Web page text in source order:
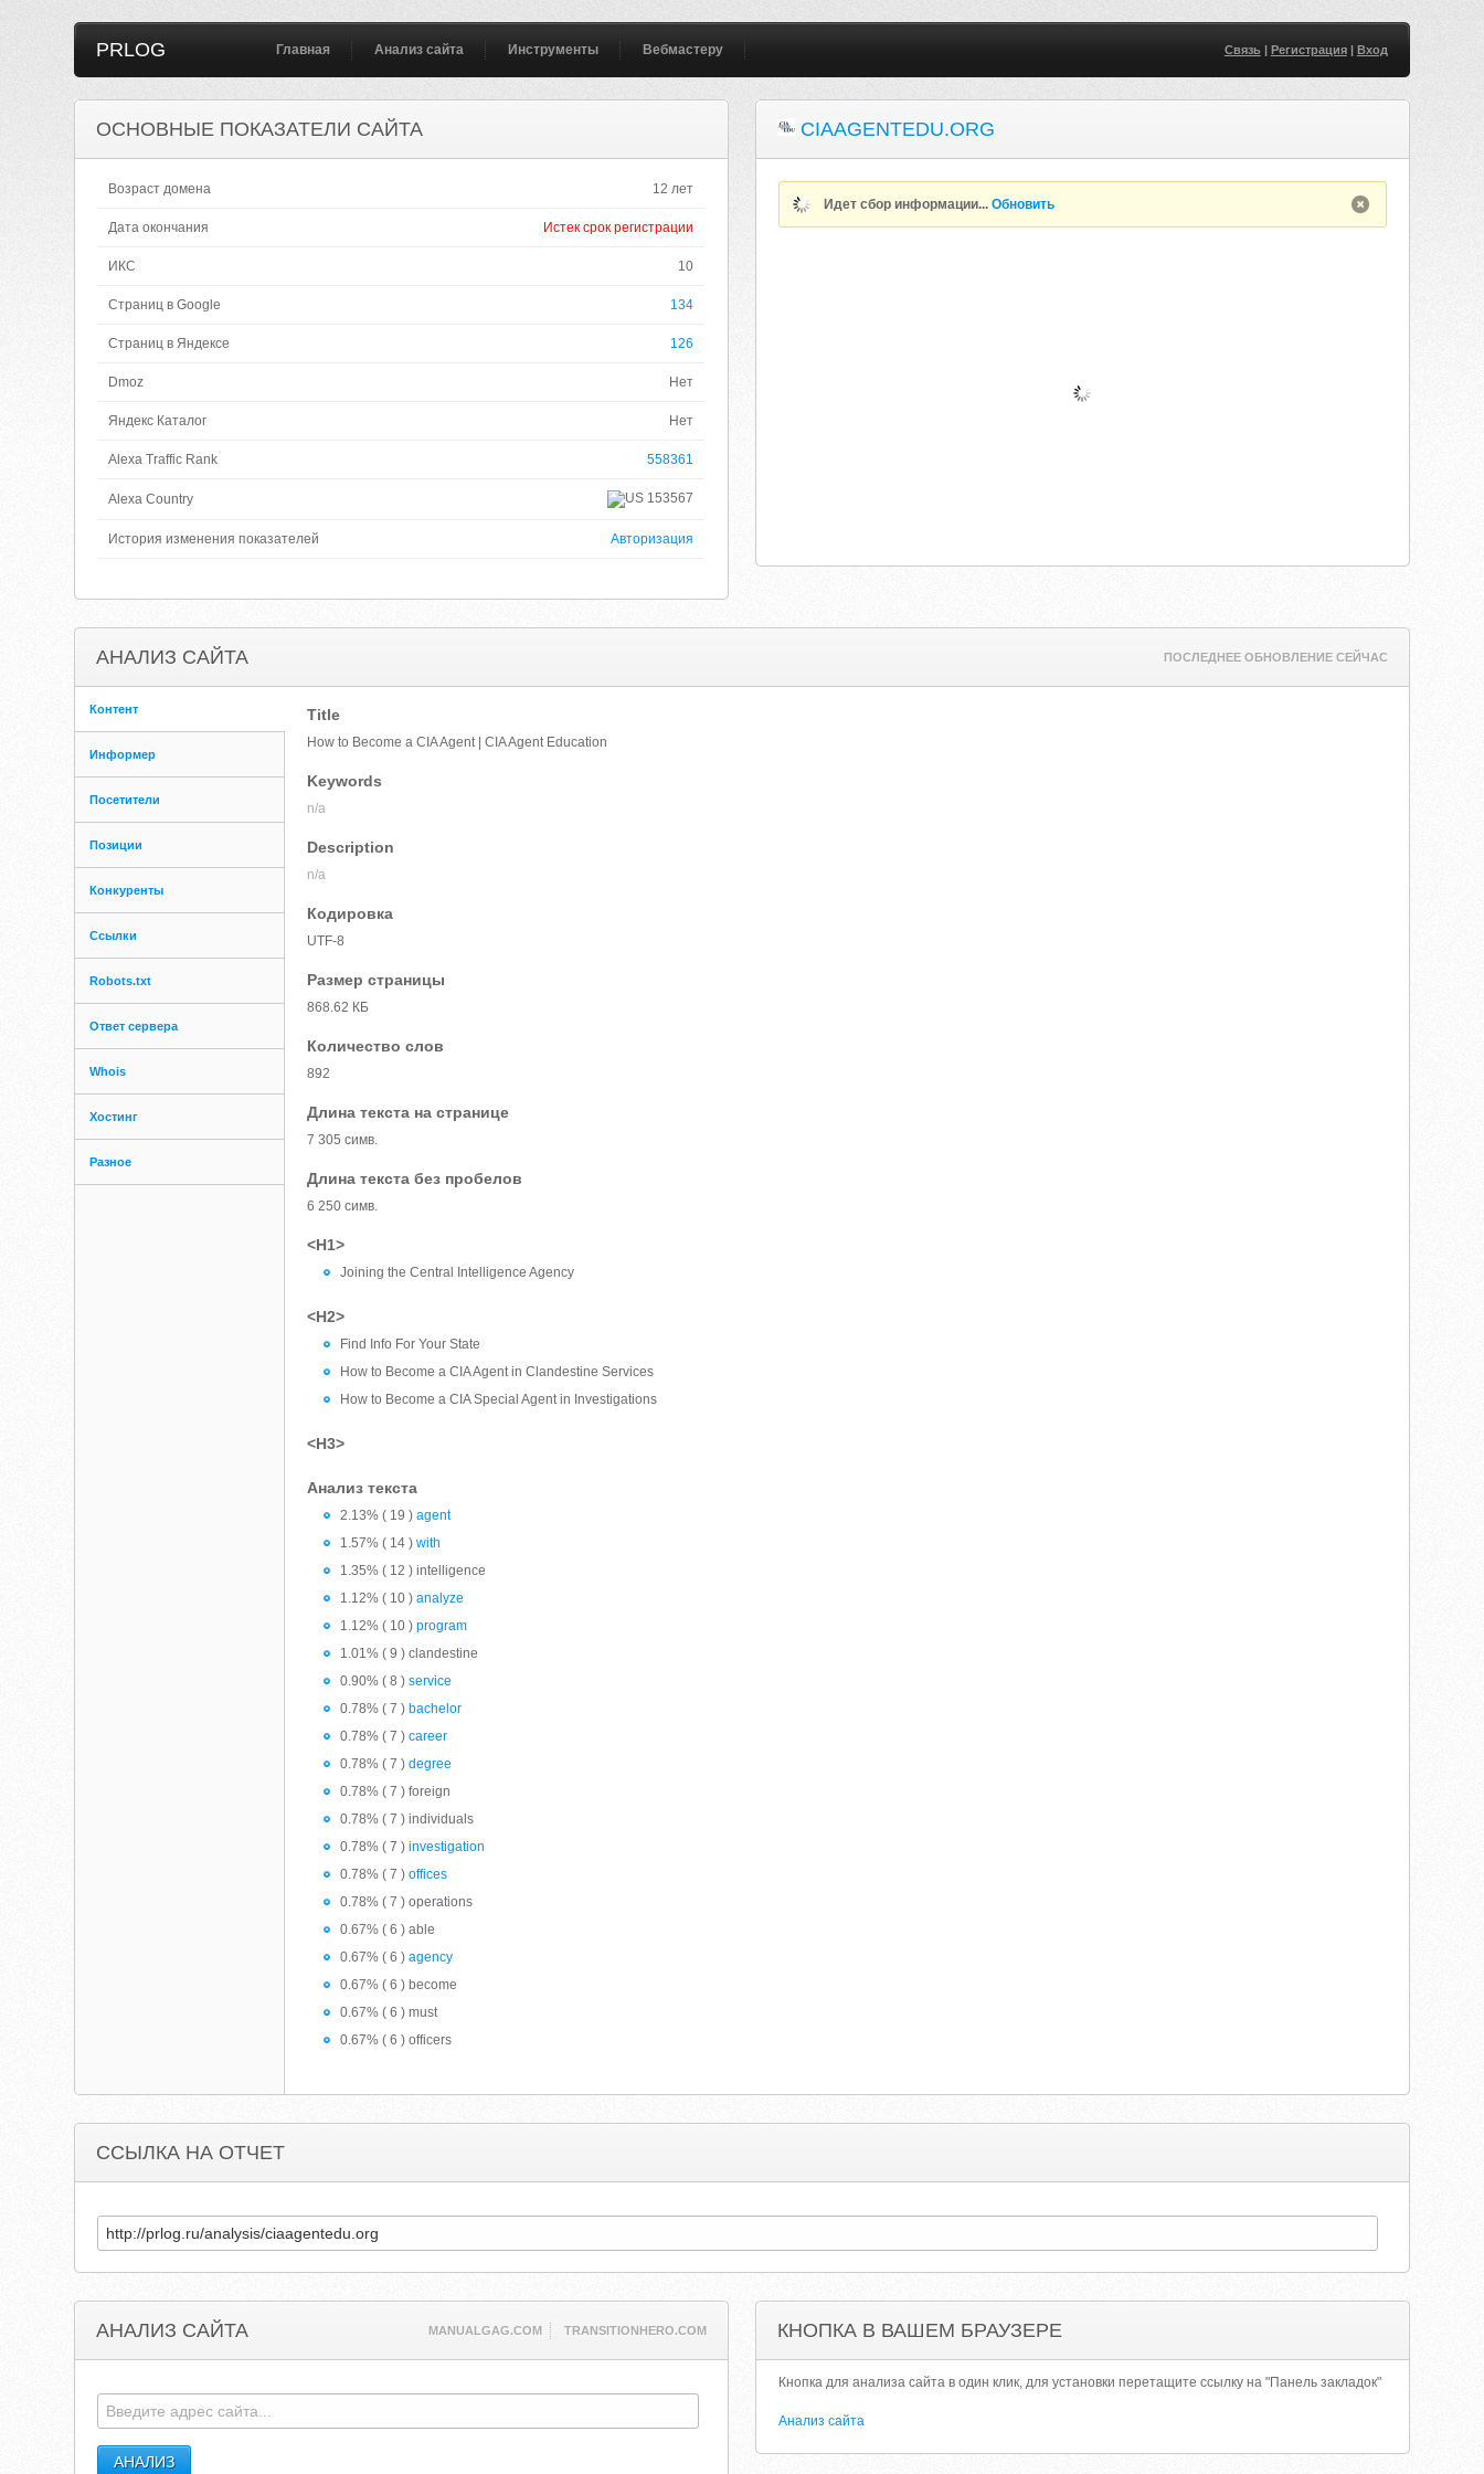
PRLOG Главная Анализ сайта Инструменты Вебмастеру Связь| Регистрация| Вход
ОСНОВНЫЕ ПОКАЗАТЕЛИ САЙТА
Возраст домена 12 лет
Дата окончания Истек срок регистрации
ИКС 10
Страниц в Google 134
Страниц в Яндексе 126
Dmoz Нет
Яндекс Каталог Нет
Alexa Traffic Rank 558361
Alexa Country 153567
История изменения показателей Авторизация
CIAAGENTEDU.ORG
Идет сбор информации...Обновить
АНАЛИЗ САЙТА ПОСЛЕДНЕЕ ОБНОВЛЕНИЕ СЕЙЧАС
Контент
Информер
Посетители
Позиции
Конкуренты
Ссылки
Robots.txt
Ответ сервера
Whois
Хостинг
Разное
Title
How to Become a CIA Agent | CIA Agent Education
Keywords
n/a
Description
n/a
Кодировка
UTF-8
Размер страницы
868.62 КБ
Количество слов
892
Длина текста на странице
7 305 симв.
Длина текста без пробелов
6 250 симв.
<H1>
Joining the Central Intelligence Agency
<H2>
Find Info For Your State
How to Become a CIA Agent in Clandestine Services
How to Become a CIA Special Agent in Investigations
<H3>
Анализ текста
2.13% ( 19 )agent
1.57% ( 14 )with
1.35% ( 12 ) intelligence
1.12% ( 10 )analyze
1.12% ( 10 )program
1.01% ( 9 ) clandestine
0.90% ( 8 )service
0.78% ( 7 ) bachelor
0.78% ( 7 )career
0.78% ( 7 )degree
0.78% ( 7 ) foreign
0.78% ( 7 ) individuals
0.78% ( 7 )investigation
0.78% ( 7 )offices
0.78% ( 7 ) operations
0.67% ( 6 ) able
0.67% ( 6 )agency
0.67% ( 6 ) become
0.67% ( 6 ) must
0.67% ( 6 ) officers
ССЫЛКА НА ОТЧЕТ
АНАЛИЗ САЙТА MANUALGAG.COM TRANSITIONHERO.COM КНОПКА В ВАШЕМ БРАУЗЕРЕ
Кнопка для анализа сайта в один клик, для установки перетащите ссылку на "Панель закладок"
Анализ сайта